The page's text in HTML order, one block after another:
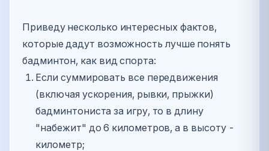
Приведу несколько интересных фактов,
которые дадут возможность лучше понять
бадминтон, как вид спорта:
Если суммировать все передвижения
(включая ускорения, рывки, прыжки)
бадминтониста за игру, то в длину
"набежит" до 6 километров, а в высоту -
километр;